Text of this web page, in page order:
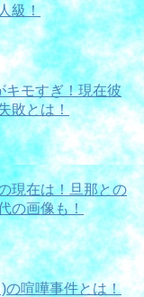
級！
キモすぎ！現在彼
敗とは！
現在は！旦那との
の画像も！
の喧嘩事件とは！